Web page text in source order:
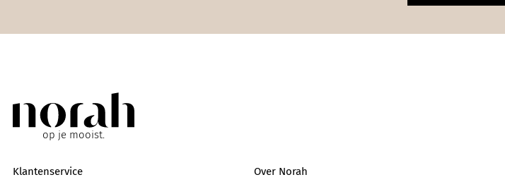
op je mooist.
Klantenservice Over Norah